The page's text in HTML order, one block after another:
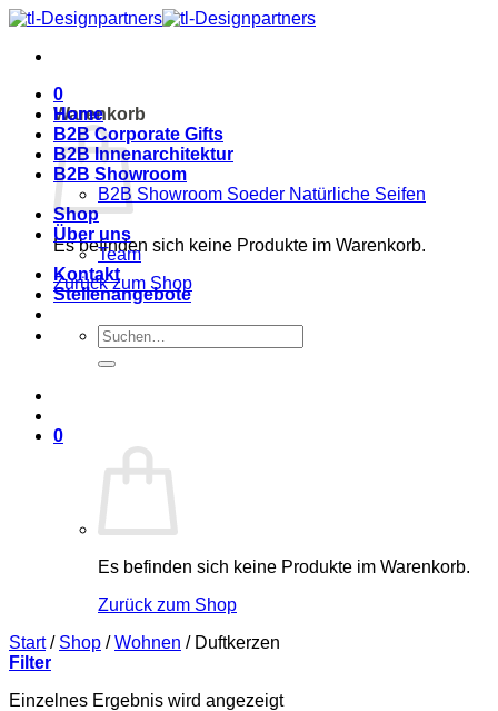
Zum
springen
0
Warenkorb
Es befinden sich keine Produkte im Warenkorb.
Zurück zum Shop
Home
B2B Corporate Gifts
B2B Innenarchitektur
B2B Showroom
B2B Showroom Soeder Natürliche Seifen
Shop
Über uns
Team
Kontakt
Stellenangebote
Suche
nach:
0
Es befinden sich keine Produkte im Warenkorb.
Zurück zum Shop
Start / Shop / Wohnen /Duftkerzen
Filter
Einzelnes Ergebnis wird angezeigt